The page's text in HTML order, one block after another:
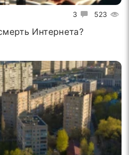
3 523
Интернета?